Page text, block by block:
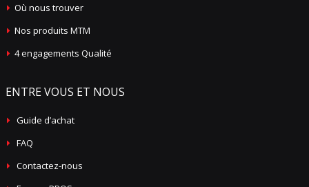
Où nous trouver
Nos produits MTM
4 engagements Qualité
ENTRE VOUS ET NOUS
Guide d’achat
FAQ
Contactez-nous